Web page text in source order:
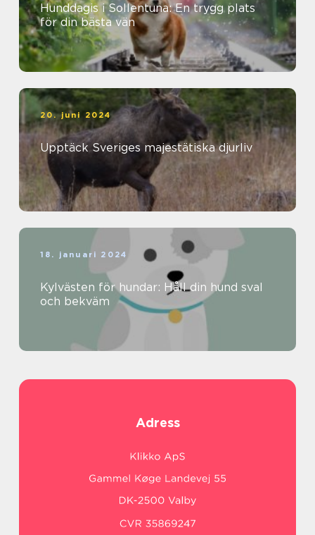
Hunddagis i Sollentuna: En trygg plats
för din bästa vän
20. juni 2024
Upptäck Sveriges majestätiska djurliv
18. januari 2024
Kylvästen för hundar: Håll din hund sval
och bekväm
Adress